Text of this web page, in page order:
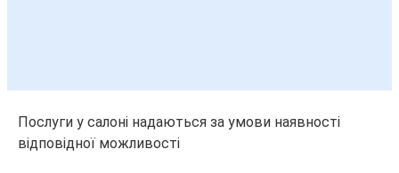
Послуги у салоні надаються за умови наявності
відповідної можливості